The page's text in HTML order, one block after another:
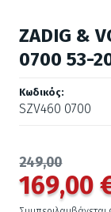
ZADIG &
0700 53-
Κωδικός:
SZV460 0700
249,00
169,00